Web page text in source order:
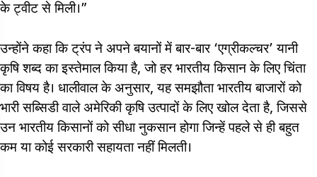
के ट्वीट से मिली।”
उन्होंने कहा कि ट्रंप ने अपने बयानों में बार-बार ‘एग्रीकल्चर’ यानी
कृषि शब्द का इस्तेमाल किया है, जो हर भारतीय किसान के लिए चिंता
का विषय है। धालीवाल के अनुसार, यह समझौता भारतीय बाजारों को
भारी सब्सिडी वाले अमेरिकी कृषि उत्पादों के लिए खोल देता है, जिससे
उन भारतीय किसानों को सीधा नुकसान होगा जिन्हें पहले से ही बहुत
कम या कोई सरकारी सहायता नहीं मिलती।